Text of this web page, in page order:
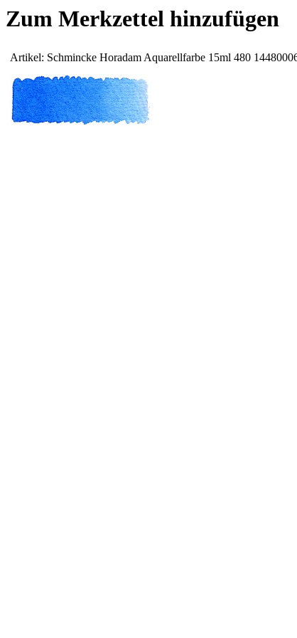
Zum Merkzettel hinzufügen
Artikel: Schmincke Horadam Aquarellfarbe 15ml 480